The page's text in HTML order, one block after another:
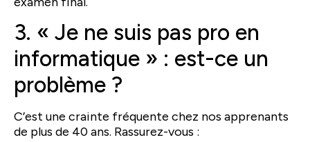
3. « Je ne suis pas pro en
informatique » : est-ce un
problème ?
C’est une crainte fréquente chez nos apprenants
de plus de 40 ans. Rassurez-vous :